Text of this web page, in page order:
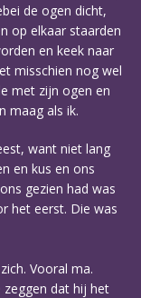
de ogen dicht,
op elkaar staarden
en keek naar
misschien nog wel
met zijn ogen en
maag als ik.
want niet lang
en kus en ons
gezien had was
het eerst. Die was
Vooral ma.
dat hij het